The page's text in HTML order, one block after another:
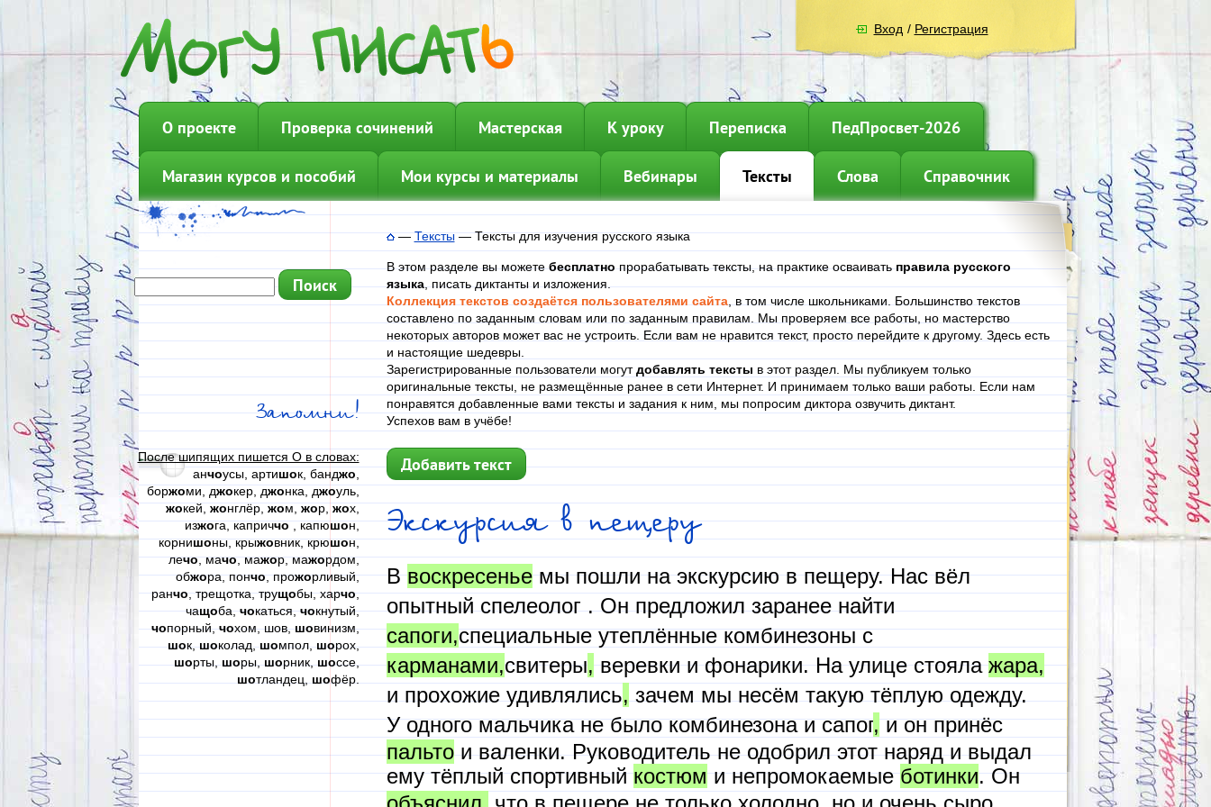
Вход / Регистрация
О проекте Проверка сочинений Мастерская К уроку Переписка ПедПросвет-2026
Магазин курсов и пособий Мои курсы и материалы Вебинары Тексты Слова Справочник
Запомни!
После шипящих пишется О в словах:
анчоусы, артишок, банджо
боржоми, джокер, джонка, джоуль,
жокей,жонглёр,жом,жор,жох,
изжога, каприччо, капюшон,
корнишоны, крыжовник, крюшон,
лечо, мачо, мажор, мажордом,
обжора, пончо, прожорливый,
ранчо, трещотка, трущобы, харчо,
чащоба,чокаться,чокнутый,
чопорный,чохом, шов,шовинизм,
шок,шоколад,шомпол,шорох,
шорты,шоры,шорник,шоссе,
шотландец, шофёр.
—Тексты—Тексты для изучения русского языка
В этом разделе вы можетебесплатнопрорабатывать тексты, на практике осваиватьправила русского
языка, писать диктанты и изложения.
Коллекция текстов создаётся пользователями сайта, в том числе школьниками. Большинство текстов
составлено по заданным словам или по заданным правилам. Мы проверяем все работы, но мастерство
некоторых авторов может вас не устроить. Если вам не нравится текст, просто перейдите к другому. Здесь есть
и настоящие шедевры.
Зарегистрированные пользователи могутдобавлять тексты в этот раздел. Мы публикуем только
оригинальные тексты, не размещённые ранее в сети Интернет. И принимаем только ваши работы. Если нам
понравятся добавленные вами тексты и задания к ним, мы попросим диктора озвучить диктант.
Успехов вам в учёбе!
Добавить текст
Экскурсия в пещеру
Ввоскресеньемы пошли на экскурсию в пещеру. Нас вёл
опытный спелеолог . Он предложил заранее найти
сапоги,специальные утеплённые комбинезоны с
карманами,свитеры,веревки и фонарики. На улице стоялажара,
и прохожие удивлялись,зачем мы несём такую тёплую одежду.
У одного мальчика не было комбинезона и сапог, и он принёс
пальтои валенки. Руководитель не одобрил этот наряд и выдал
ему тёплый спортивныйкостюми непромокаемыеботинки. Он